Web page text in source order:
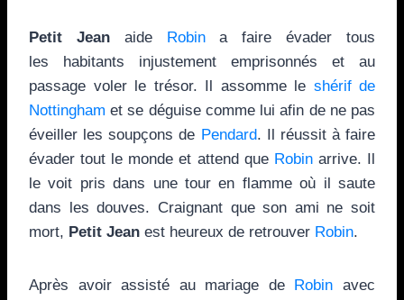
Petit Jeanaide Robina faire évader tous
les habitants injustement emprisonnés et au
passage voler le trésor. Il assomme le shérif de
Nottingham et se déguise comme lui afin de ne pas
éveiller les soupçons de Pendard. Il réussit à faire
évader tout le monde et attend que Robinarrive. Il
le voit pris dans une tour en flamme où il saute
dans les douves. Craignant que son ami ne soit
mort, Petit Jean est heureux de retrouver Robin.
Après avoir assisté au mariage de Robin avec